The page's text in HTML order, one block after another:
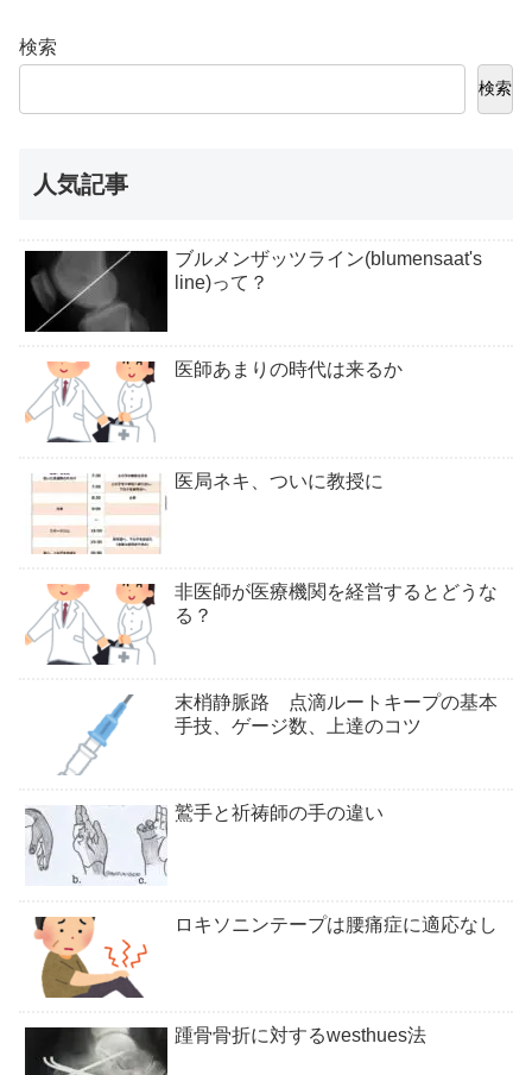
検索
検索
人気記事
ブルメンザッツライン(blumensaat's
line)って？
医師あまりの時代は来るか
医局ネキ、ついに教授に
非医師が医療機関を経営するとどうな
る？
末梢静脈路 点滴ルートキープの基本
手技、ゲージ数、上達のコツ
鷲手と祈祷師の手の違い
ロキソニンテープは腰痛症に適応なし
踵骨骨折に対するwesthues法